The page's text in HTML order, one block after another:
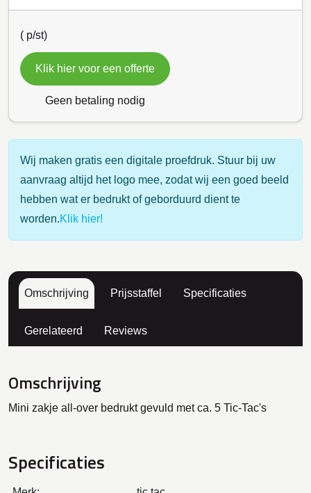
( p/st)
Klik hier voor een offerte
Geen betaling nodig
Wij maken gratis een digitale proefdruk. Stuur bij uw
aanvraag altijd het logo mee, zodat wij een goed beeld
hebben wat er bedrukt of geborduurd dient te
worden.Klik hier!
Omschrijving Prijsstaffel Specificaties
Gerelateerd Reviews
Omschrijving
Mini zakje all-over bedrukt gevuld met ca. 5 Tic-Tac's
Specificaties